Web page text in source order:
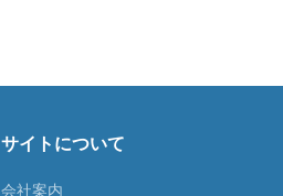
サイトについて
会社案内